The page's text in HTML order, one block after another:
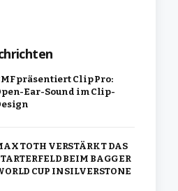
präsentiert Clip Pro:
Ear-Sound im Clip-
TOTH VERSTÄRKT DAS
BEIM BAGGER
CUP IN SILVERSTONE